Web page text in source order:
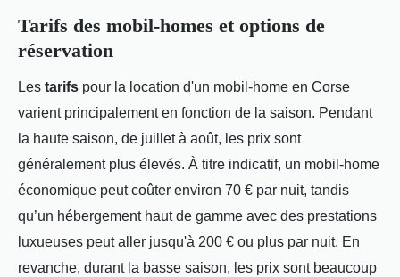
Tarifs des mobil-homes et options de
réservation
Les tarifs pour la location d'un mobil-home en Corse
varient principalement en fonction de la saison. Pendant
la haute saison, de juillet à août, les prix sont
généralement plus élevés. À titre indicatif, un mobil-home
économique peut coûter environ 70 € par nuit, tandis
qu’un hébergement haut de gamme avec des prestations
luxueuses peut aller jusqu'à 200 € ou plus par nuit. En
revanche, durant la basse saison, les prix sont beaucoup